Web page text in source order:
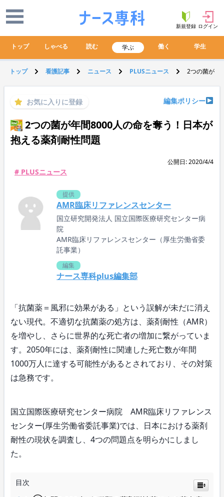
新規登録 ログイン
トップ しゃべる 読む 学ぶ 働く 学生
トップ 看護記事 ニュース PLUSニュース 2つの菌が年
お気に入りに登録 編集ポリシー
2つの菌が年間8000人の命を奪う！日本が
抱える薬剤耐性問題
公開日: 2020/4/4
# PLUSニュース
提供
AMR臨床リファレンスセンター
国立研究開発法人 国立国際医療研究センター病
院
AMR臨床リファレンスセンター（厚生労働省委
託事業）
編集
ナース専科plus編集部
「抗菌薬＝風邪に効果がある」という誤解が未だに消え
ない現代。不適切な抗菌薬の処方は、薬剤耐性（AMR）
を増やし、さらに世界的な死亡者の増加に繋がっていま
す。2050年には、薬剤耐性に関連した死亡数が年間
1000万人に達する可能性があるとされており、その対策
は急務です。
国立国際医療研究センター病院 AMR臨床リファレンス
センター(厚生労働省委託事業)では、日本における薬剤
耐性の現状を調査し、4つの問題点を明らかにしまし
た。
目次